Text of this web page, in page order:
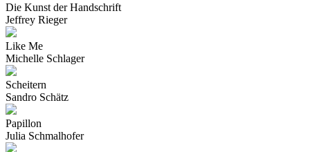
Die Kunst der Handschrift
Jeffrey Rieger
Like Me
Michelle Schlager
Scheitern
Sandro Schätz
Papillon
Julia Schmalhofer